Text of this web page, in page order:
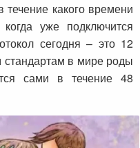
какого времени
уже подключится
сегодня – это 12
стандартам в мире роды
сами в течение 48